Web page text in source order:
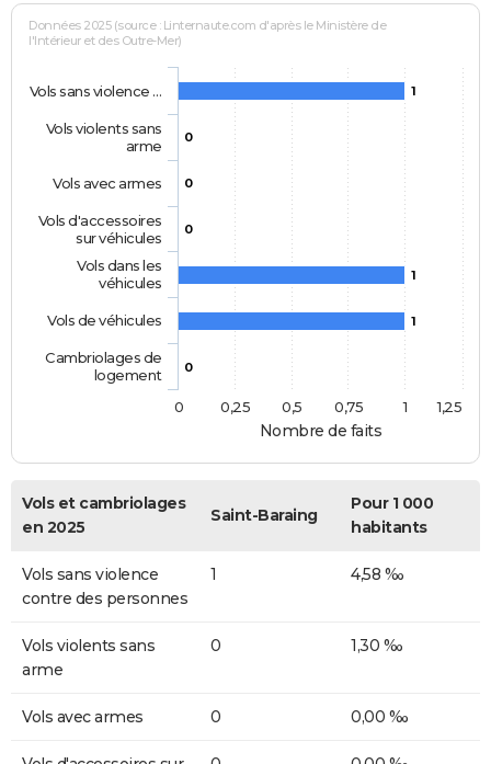
Nombre de faits
Données 2025 (source : Linternaute.com d'après le Ministère de
l'Intérieur et des Outre-Mer)
1
0
0
0
1
1
0
Vols sans violence …
Vols violents sans
arme
Vols avec armes
Vols d'accessoires
sur véhicules
Vols dans les
véhicules
Vols de véhicules
Cambriolages de
logement
0
1
0,25 0,5 0,75 1,25
Vols et cambriolages
en 2025
Saint-Baraing
Pour 1 000
habitants
Vols sans violence
contre des personnes
1 4,58 ‰
Vols violents sans
arme
0 1,30 ‰
Vols avec armes 0 0,00 ‰